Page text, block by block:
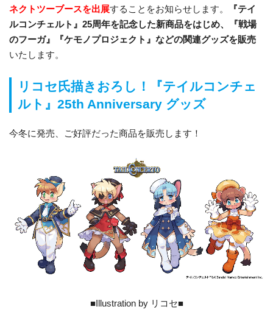
ネクトツーブースを出展することをお知らせします。
『テイ
ルコンチェルト』25周年を記念した新商品をはじめ、『戦場
のフーガ』『ケモノプロジェクト』などの関連グッズを販売
いたします。
リコセ氏描きおろし！『テイルコンチェ
ルト』25th Anniversary グッズ
今冬に発売、ご好評だった商品を販売します！
■Illustration by リコセ■